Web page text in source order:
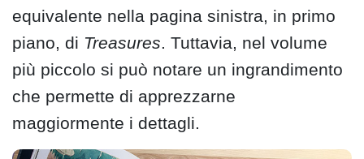
equivalente nella pagina sinistra, in primo
piano, di Treasures. Tuttavia, nel volume
più piccolo si può notare un ingrandimento
che permette di apprezzarne
maggiormente i dettagli.